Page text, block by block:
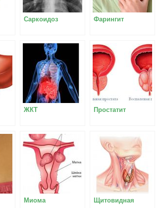
Саркоидоз Фарингит
ЖКТ Простатит
Миома
Щитовидная